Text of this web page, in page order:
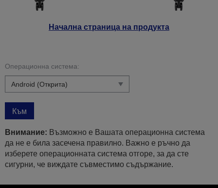
Начална страница на продукта
Операционна система:
Към
Внимание: Възможно е Вашата операционна система
да не е била засечена правилно. Важно е ръчно да
изберете операционната система отгоре, за да сте
сигурни, че виждате съвместимо съдържание.